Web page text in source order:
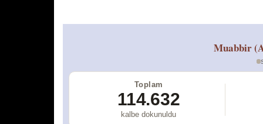
Muabbir
Toplam
114.632
kalbe dokunuldu